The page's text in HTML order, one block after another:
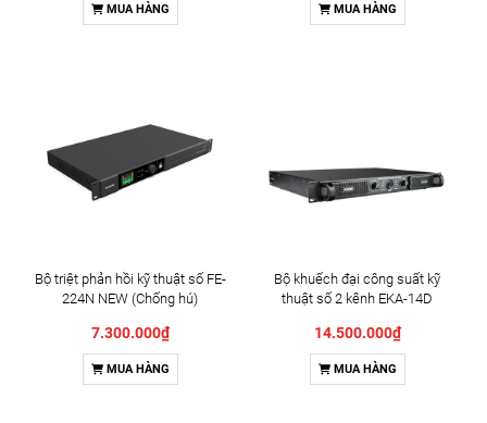
MUA HÀNG MUA HÀNG
Bộ triệt phản hồi kỹ thuật số FE-
224N NEW (Chống hú)
7.300.000₫
MUA HÀNG
Bộ khuếch đại công suất kỹ
thuật số 2 kênh EKA-14D
14.500.000₫
MUA HÀNG